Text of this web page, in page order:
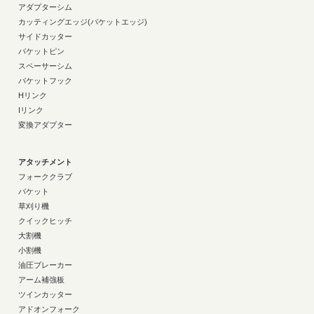
アダプターシム
カッティングエッジ(バケットエッジ)
サイドカッター
バケットピン
スペーサーシム
バケットフック
Hリンク
Iリンク
変換アダプター
アタッチメント
フォーククラブ
バケット
草刈り機
クイックヒッチ
大割機
小割機
油圧ブレーカー
アーム補強板
ツインカッター
アドオンフォーク